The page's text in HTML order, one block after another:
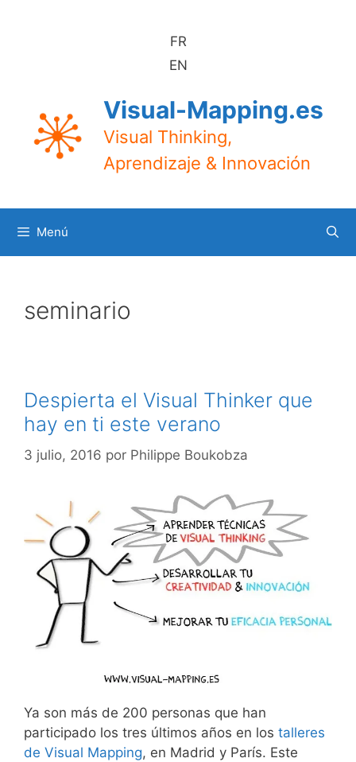
FR
EN
Visual-Mapping.es
Visual Thinking,
Aprendizaje & Innovación
Menú
seminario
Despierta el Visual Thinker que
hay en ti este verano
3 julio, 2016 por Philippe Boukobza
Ya son más de 200 personas que han
participado los tres últimos años en los talleres
de Visual Mapping, en Madrid y París. Este